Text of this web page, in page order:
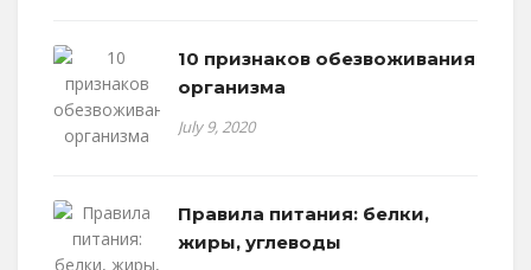
10 признаков обезвоживания
организма
July 9, 2020
Правила питания: белки,
жиры, углеводы